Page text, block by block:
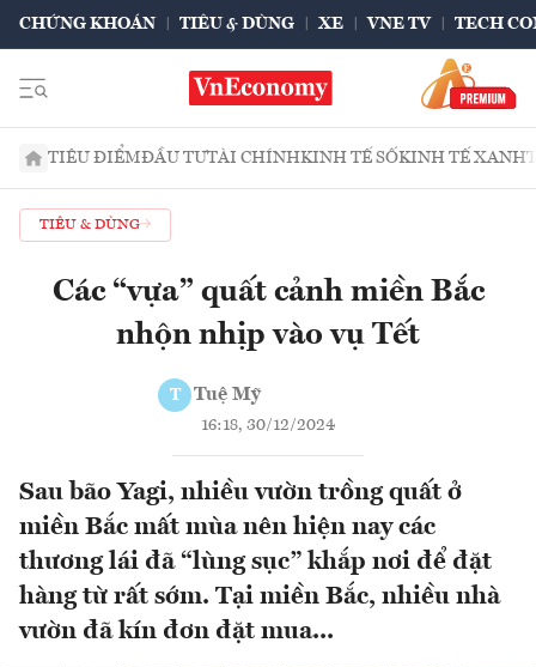
CHỨNG KHOÁN TIÊU & DÙNG XE VNE TV TECH
TIÊU ĐIỂMĐẦU TƯTÀI CHÍNHKINH TẾ SỐKINH TẾ XANH
TIÊU & DÙNG
Các “vựa” quất cảnh miền Bắc
nhộn nhịp vào vụ Tết
T Tuệ Mỹ
16:18, 30/12/2024
Sau bão Yagi, nhiều vườn trồng quất ở
miền Bắc mất mùa nên hiện nay các
thương lái đã “lùng sục” khắp nơi để đặt
hàng từ rất sớm. Tại miền Bắc, nhiều nhà
vườn đã kín đơn đặt mua...